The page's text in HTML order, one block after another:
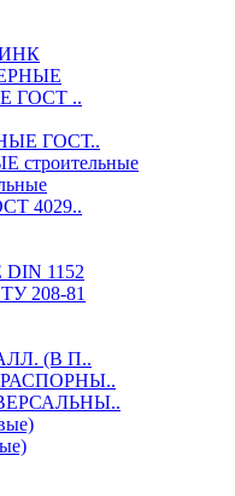
ГОСТ ..
ГОСТ..
4029..
1152
208-81
(В П..